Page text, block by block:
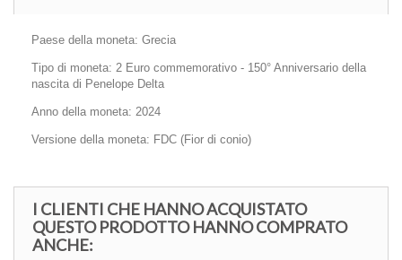
Paese della moneta: Grecia
Tipo di moneta: 2 Euro commemorativo - 150° Anniversario della
nascita di Penelope Delta
Anno della moneta: 2024
Versione della moneta: FDC (Fior di conio)
I CLIENTI CHE HANNO ACQUISTATO
QUESTO PRODOTTO HANNO COMPRATO
ANCHE: